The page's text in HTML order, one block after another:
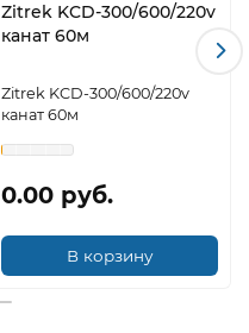
Zitrek KCD-300/600/220v
канат 60м
Zitrek KCD-300/600/220v
канат 60м
0.00 руб.
В корзину